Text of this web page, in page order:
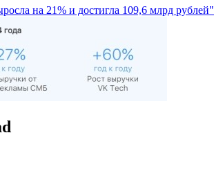
на 21% и достигла 109,6 млрд рублей"